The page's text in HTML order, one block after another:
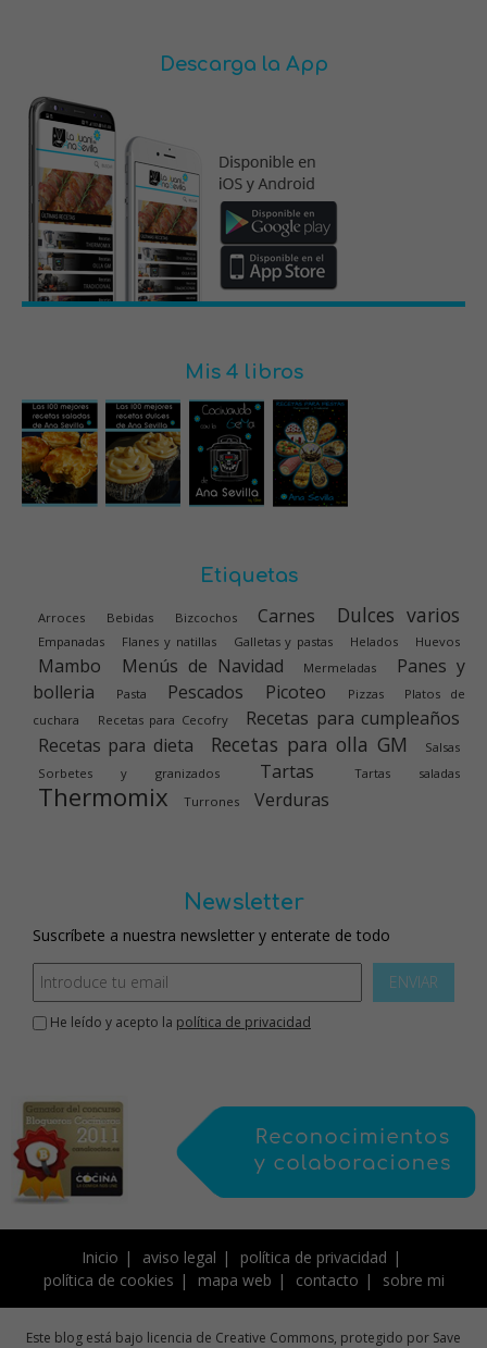
Descarga la App
Mis 4 libros
Etiquetas
Arroces Bebidas Bizcochos Carnes Dulces varios
Empanadas Flanes y natillas Galletas y pastas Helados Huevos
Mambo Menús de Navidad Mermeladas
Panes y
bolleria
Pasta Pescados Picoteo Pizzas
Platos de
cuchara
Recetas para Cecofry
Recetas para cumpleaños
Recetas para dieta
Recetas para olla GM
Salsas
Sorbetes y granizados
Tartas Tartas saladas
Thermomix Turrones Verduras
Newsletter
Suscríbete a nuestra newsletter y enterate de todo
ENVIAR
He leído y acepto la política de privacidad
Inicio aviso legal
política de privacidad
política de cookies
mapa web contacto sobre mi
Este blog está bajo licencia de Creative Commons, protegido por Save